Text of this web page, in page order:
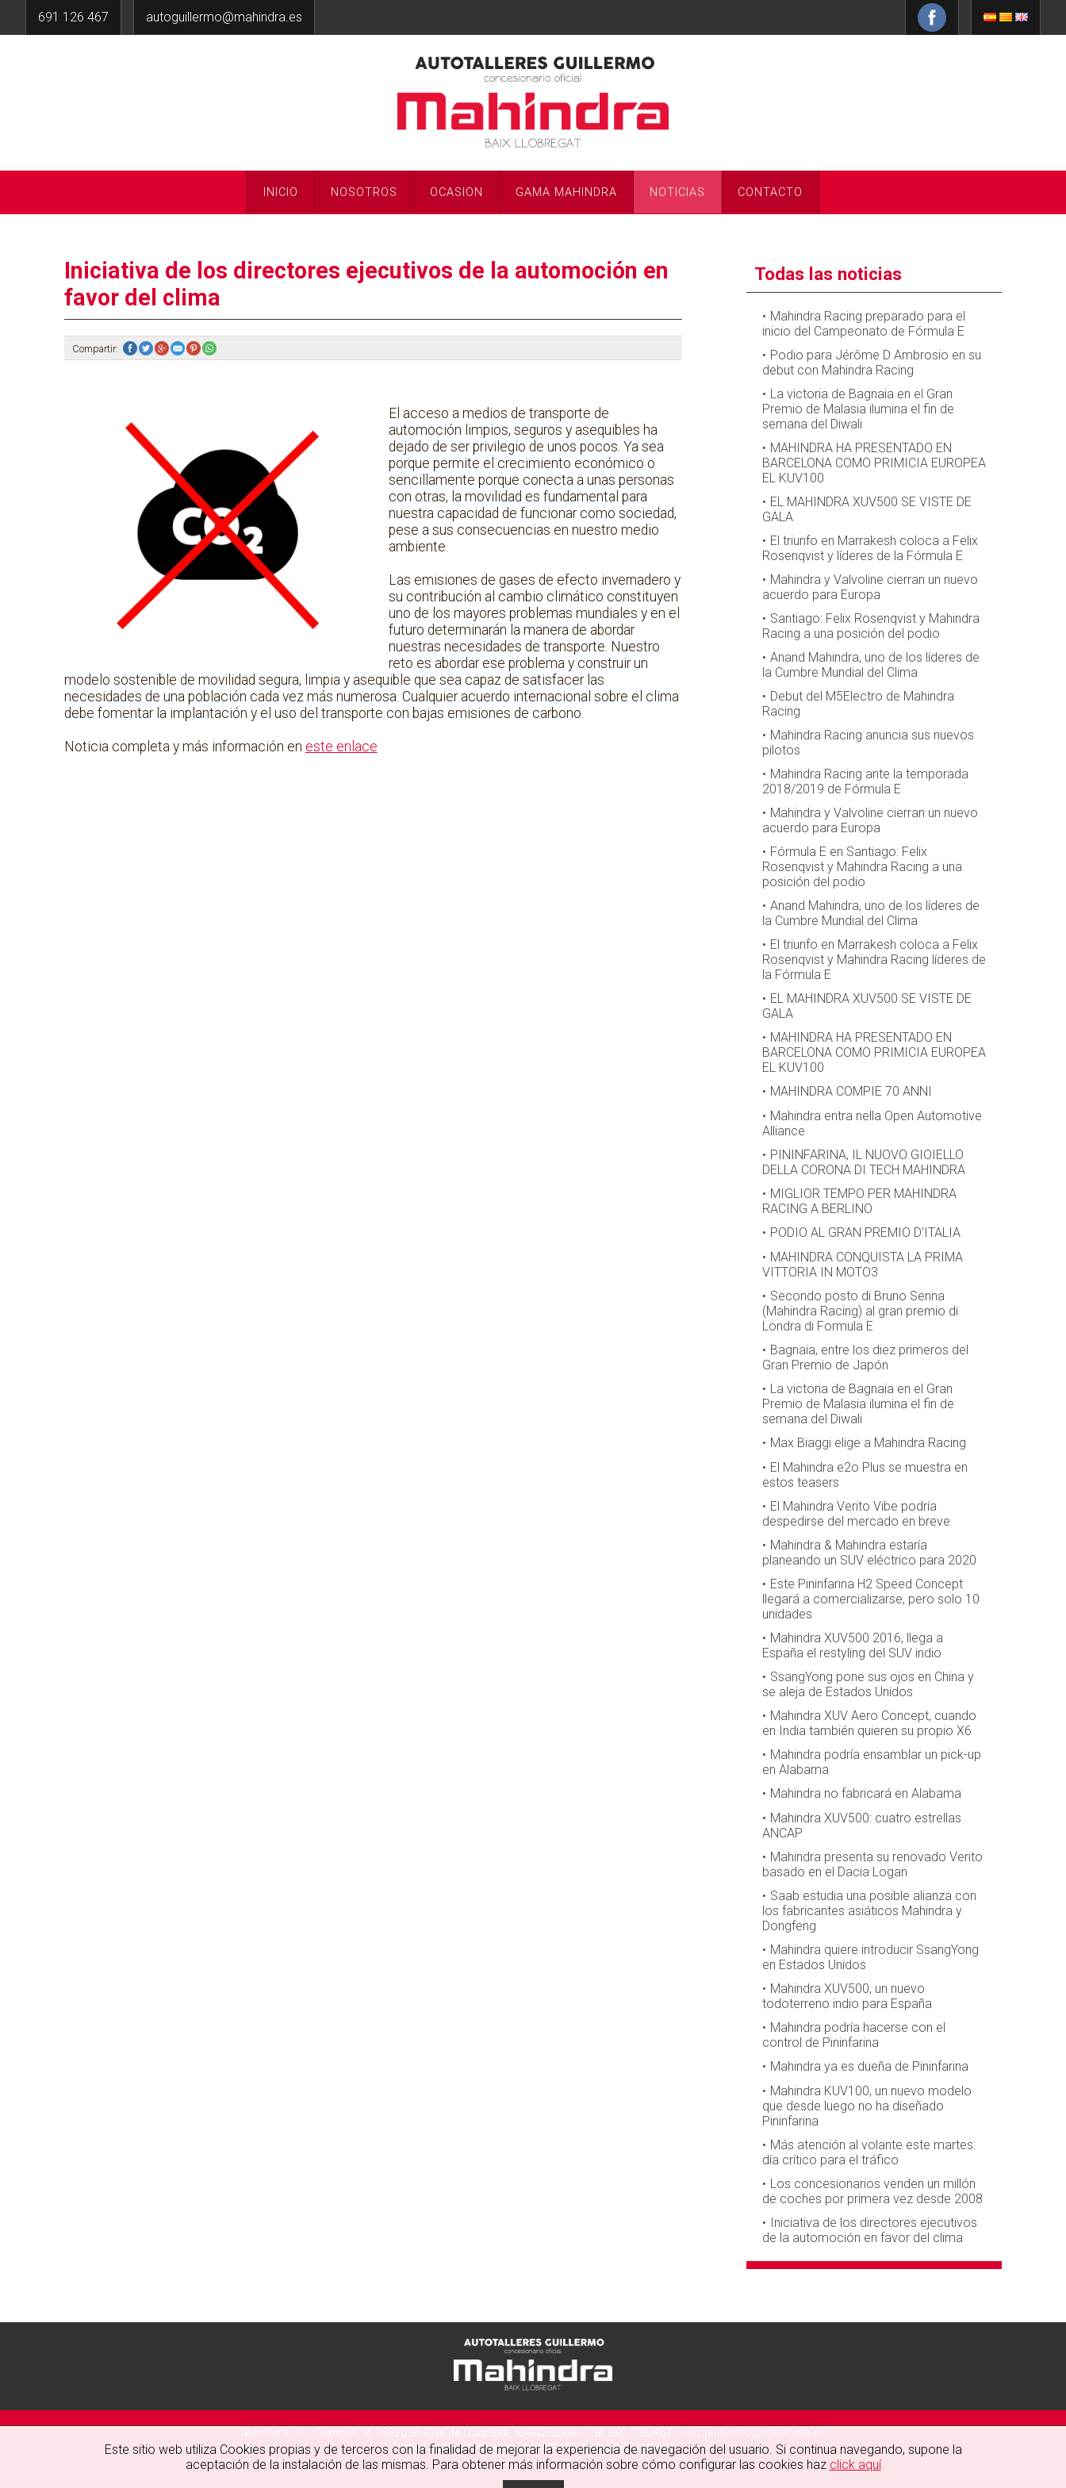
691 126 467 autoguillermo@mahindra.es
INICIO NOSOTROS OCASION GAMA MAHINDRA NOTICIAS CONTACTO
Iniciativa de los directores ejecutivos de la automoción en
favor del clima
Compartir:
El acceso a medios de transporte de
automoción limpios, seguros y asequibles ha
dejado de ser privilegio de unos pocos. Ya sea
porque permite el crecimiento económico o
sencillamente porque conecta a unas personas
con otras, la movilidad es fundamental para
nuestra capacidad de funcionar como sociedad,
pese a sus consecuencias en nuestro medio
ambiente.
Las emisiones de gases de efecto invernadero y
su contribución al cambio climático constituyen
uno de los mayores problemas mundiales y en el
futuro determinarán la manera de abordar
nuestras necesidades de transporte. Nuestro
reto es abordar ese problema y construir un
modelo sostenible de movilidad segura, limpia y asequible que sea capaz de satisfacer las
necesidades de una población cada vez más numerosa. Cualquier acuerdo internacional sobre el clima
debe fomentar la implantación y el uso del transporte con bajas emisiones de carbono.
Noticia completa y más información en este enlace
Todas las noticias
Mahindra Racing preparado para el
inicio del Campeonato de Fórmula E
Podio para Jérôme D Ambrosio en su
debut con Mahindra Racing
La victoria de Bagnaia en el Gran
Premio de Malasia ilumina el fin de
semana del Diwali
MAHINDRA HA PRESENTADO EN
BARCELONA COMO PRIMICIA EUROPEA
EL KUV100
EL MAHINDRA XUV500 SE VISTE DE
GALA
El triunfo en Marrakesh coloca a Felix
Rosenqvist y líderes de la Fórmula E
Mahindra y Valvoline cierran un nuevo
acuerdo para Europa
Santiago: Felix Rosenqvist y Mahindra
Racing a una posición del podio
Anand Mahindra, uno de los líderes de
la Cumbre Mundial del Clima
Debut del M5Electro de Mahindra
Racing
Mahindra Racing anuncia sus nuevos
pilotos
Mahindra Racing ante la temporada
2018/2019 de Fórmula E
Mahindra y Valvoline cierran un nuevo
acuerdo para Europa
Fórmula E en Santiago: Felix
Rosenqvist y Mahindra Racing a una
posición del podio
Anand Mahindra, uno de los líderes de
la Cumbre Mundial del Clima
El triunfo en Marrakesh coloca a Felix
Rosenqvist y Mahindra Racing líderes de
la Fórmula E
EL MAHINDRA XUV500 SE VISTE DE
GALA
MAHINDRA HA PRESENTADO EN
BARCELONA COMO PRIMICIA EUROPEA
EL KUV100
MAHINDRA COMPIE 70 ANNI
Mahindra entra nella Open Automotive
Alliance
PININFARINA, IL NUOVO GIOIELLO
DELLA CORONA DI TECH MAHINDRA
MIGLIOR TEMPO PER MAHINDRA
RACING A BERLINO
PODIO AL GRAN PREMIO D’ITALIA
MAHINDRA CONQUISTA LA PRIMA
VITTORIA IN MOTO3
Secondo posto di Bruno Senna
(Mahindra Racing) al gran premio di
Londra di Formula E
Bagnaia, entre los diez primeros del
Gran Premio de Japón
La victoria de Bagnaia en el Gran
Premio de Malasia ilumina el fin de
semana del Diwali
Max Biaggi elige a Mahindra Racing
El Mahindra e2o Plus se muestra en
estos teasers
El Mahindra Verito Vibe podría
despedirse del mercado en breve
Mahindra & Mahindra estaría
planeando un SUV eléctrico para 2020
Este Pininfarina H2 Speed Concept
llegará a comercializarse, pero solo 10
unidades
Mahindra XUV500 2016, llega a
España el restyling del SUV indio
SsangYong pone sus ojos en China y
se aleja de Estados Unidos
Mahindra XUV Aero Concept, cuando
en India también quieren su propio X6
Mahindra podría ensamblar un pick-up
en Alabama
Mahindra no fabricará en Alabama
Mahindra XUV500: cuatro estrellas
ANCAP
Mahindra presenta su renovado Verito
basado en el Dacia Logan
Saab estudia una posible alianza con
los fabricantes asiáticos Mahindra y
Dongfeng
Mahindra quiere introducir SsangYong
en Estados Unidos
Mahindra XUV500, un nuevo
todoterreno indio para España
Mahindra podría hacerse con el
control de Pininfarina
Mahindra ya es dueña de Pininfarina
Mahindra KUV100, un nuevo modelo
que desde luego no ha diseñado
Pininfarina
Más atención al volante este martes:
día crítico para el tráfico
Los concesionarios venden un millón
de coches por primera vez desde 2008
Iniciativa de los directores ejecutivos
de la automoción en favor del clima
Mahindra · Av. Remolar, 9, 08820, El Prat de Llobregat, BARCELONA · Tel. 691 126 467 ·
autoguillermo@mahindra.es
Aviso Legal-Política de Cookies -Política de Privacidad
Este sitio web utiliza Cookies propias y de terceros con la finalidad de mejorar la experiencia de navegación del usuario. Si continua navegando, supone la
aceptación de la instalación de las mismas. Para obtener más información sobre cómo configurar las cookies haz click aquí